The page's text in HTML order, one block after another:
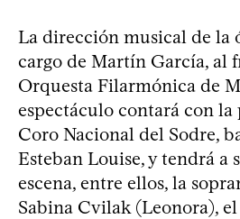
La dirección musical de la
cargo de Martín García, al
Orquesta Filarmónica de
espectáculo contará con la
Coro Nacional del Sodre,
Esteban Louise, y tendrá a
escena, entre ellos, la
Sabina Cvilak (Leonora),